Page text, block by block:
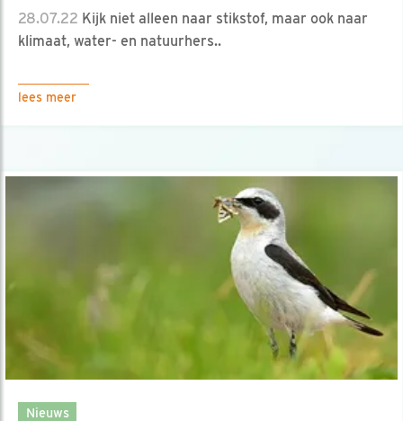
28.07.22 Kijk niet alleen naar stikstof, maar ook naar
klimaat, water- en natuurhers..
lees meer
Nieuws